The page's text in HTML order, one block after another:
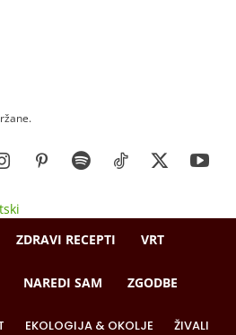
ZDRAVI RECEPTI VRT
NAREDI SAM ZGODBE
EKOLOGIJA & OKOLJE ŽIVALI